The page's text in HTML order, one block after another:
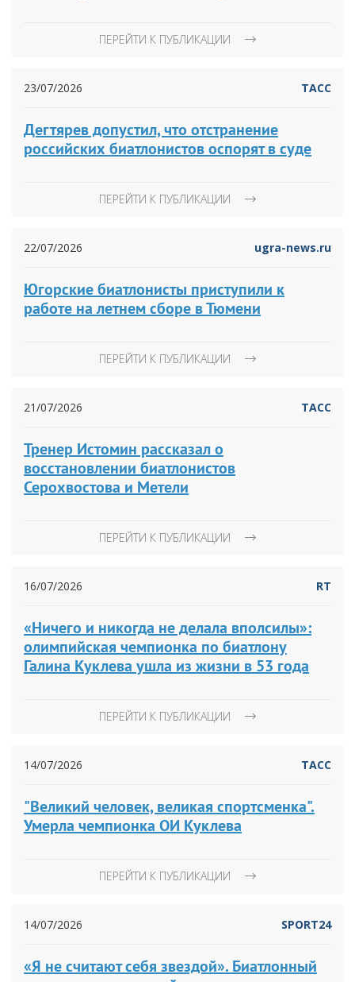
ПЕРЕЙТИ К ПУБЛИКАЦИИ
23/07/2026 ТАСС
Дегтярев допустил, что отстранение
российских биатлонистов оспорят в суде
ПЕРЕЙТИ К ПУБЛИКАЦИИ
22/07/2026 ugra-news.ru
Югорские биатлонисты приступили к
работе на летнем сборе в Тюмени
ПЕРЕЙТИ К ПУБЛИКАЦИИ
21/07/2026 ТАСС
Тренер Истомин рассказал о
восстановлении биатлонистов
Серохвостова и Метели
ПЕРЕЙТИ К ПУБЛИКАЦИИ
16/07/2026 RT
«Ничего и никогда не делала вполсилы»:
олимпийская чемпионка по биатлону
Галина Куклева ушла из жизни в 53 года
ПЕРЕЙТИ К ПУБЛИКАЦИИ
14/07/2026 ТАСС
"Великий человек, великая спортсменка".
Умерла чемпионка ОИ Куклева
ПЕРЕЙТИ К ПУБЛИКАЦИИ
14/07/2026 SPORT24
«Я не считают себя звездой». Биатлонный